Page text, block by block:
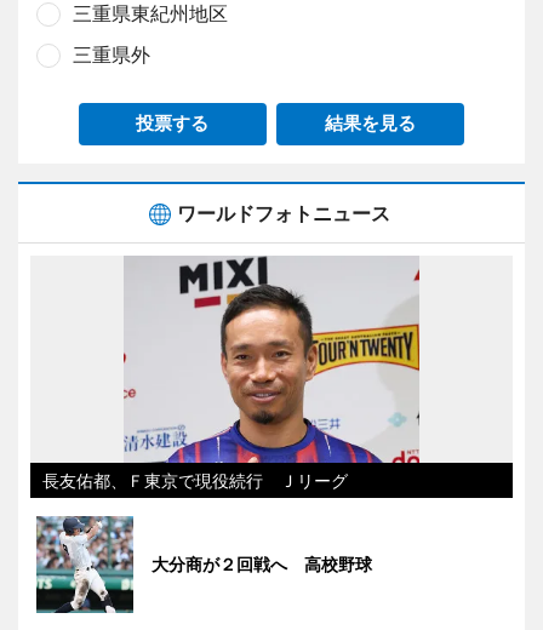
三重県東紀州地区
三重県外
投票する 結果を見る
ワールドフォトニュース
長友佑都、Ｆ東京で現役続行 Ｊリーグ
大分商が２回戦へ 高校野球